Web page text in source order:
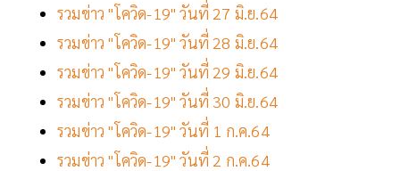
รวมข่าว "โควิด-19" วันที่ 27 มิ.ย.64
รวมข่าว "โควิด-19" วันที่ 28 มิ.ย.64
รวมข่าว "โควิด-19" วันที่ 29 มิ.ย.64
รวมข่าว "โควิด-19" วันที่ 30 มิ.ย.64
รวมข่าว "โควิด-19" วันที่ 1 ก.ค.64
รวมข่าว "โควิด-19" วันที่ 2 ก.ค.64